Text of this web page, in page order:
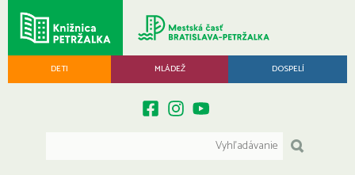
DETI MLÁDEŽ DOSPELÍ